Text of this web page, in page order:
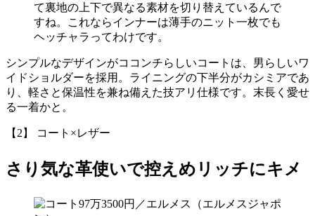
て裏地の上下で異なる素材を切り替えているんで
すね。これならインナーは薄手のニット一枚でも
ヘッチャラってわけです。
シンプルなデザインがココンチらしいコートは、男らしいワ
イドショルダーを採用。ライニングの下半分がカシミアであ
り、軽さと保温性を兼ね備えた技アリ仕様です。末長く愛せ
る一着かと。
【2】 コート×レザー
さり気な革使いで控えめリッチにキメ